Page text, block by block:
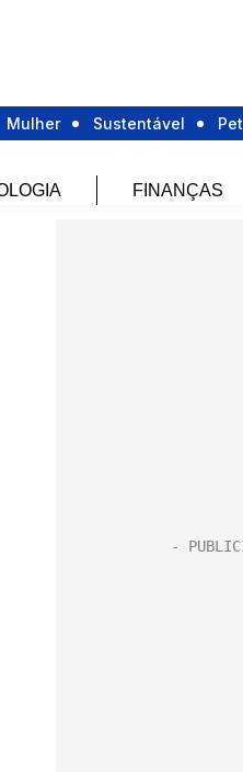
Mulher Sustentável Pet
FINANÇAS